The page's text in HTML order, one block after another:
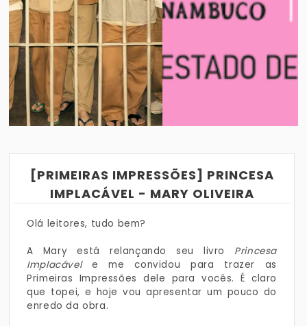
VER POST
[PRIMEIRAS IMPRESSÕES] PRINCESA
IMPLACÁVEL - MARY OLIVEIRA
Olá leitores, tudo bem?
A Mary está relançando seu livro Princesa
Implacávele me convidou para trazer as
Primeiras Impressões dele para vocês. É claro
que topei, e hoje vou apresentar um pouco do
enredo da obra.